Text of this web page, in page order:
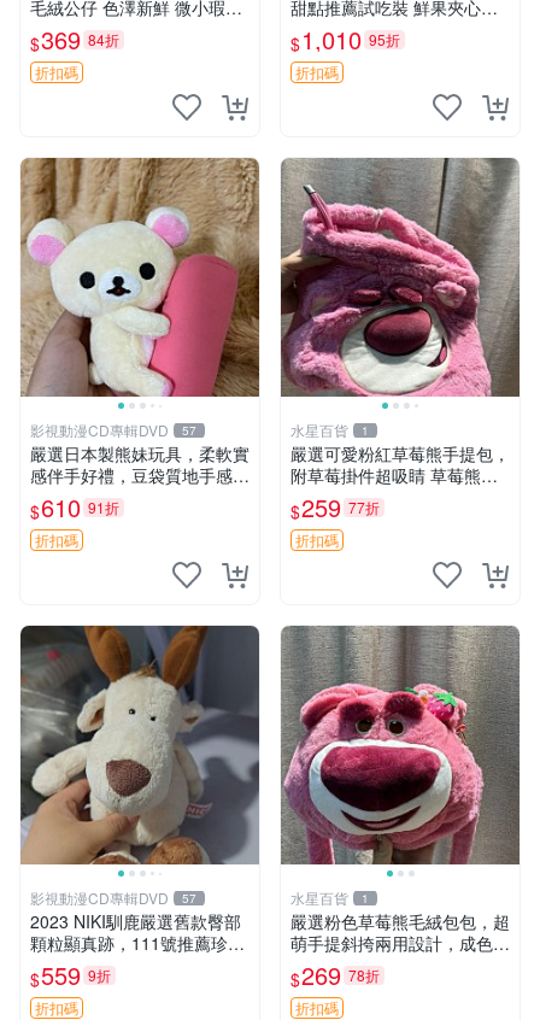
毛絨公仔 色澤新鮮 微小瑕疵
可收藏 中古 安撫熊 條紋公仔
$369 84折
折扣碼
甜點推薦試吃裝 鮮果夾心糖
果，甜蜜滋味享不停 薄荷草
莓 奶油心 60粒 mini小甜心糖
果，水果味夾心零食裝 心形
$1,010 95折
折扣碼
影視動漫CD專輯DVD 57
嚴選日本製熊妹玩具，柔軟實
感伴手好禮，豆袋質地手感
佳，抱枕小熊 recom 推薦 白
色豆袋 玩具
$610 91折
折扣碼
水星百貨 1
嚴選可愛粉紅草莓熊手提包，
附草莓掛件超吸睛 草莓熊手
提包 草莓掛件 可愛portunes
e
$259 77折
折扣碼
影視動漫CD專輯DVD 57
2023 NIKI馴鹿嚴選舊款臀部
顆粒顯真跡，111號推薦珍藏
品 馴鹿 舊款 尾巴顆粒
$559 9折
折扣碼
水星百貨 1
嚴選粉色草莓熊毛絨包包，超
萌手提斜挎兩用設計，成色上
佳容量大 粉紅草莓 毛絨包 超
大容量
$269 78折
折扣碼